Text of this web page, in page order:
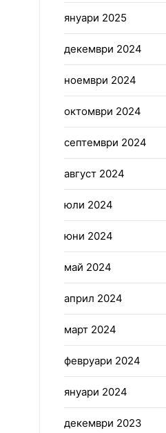
януари 2025
декември 2024
ноември 2024
октомври 2024
септември 2024
август 2024
юли 2024
юни 2024
май 2024
април 2024
март 2024
февруари 2024
януари 2024
декември 2023